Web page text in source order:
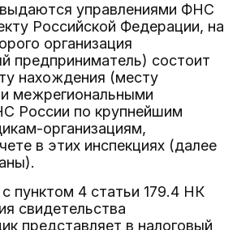
управлениями ФНС
Российской Федерации, на
организация
предприниматель) состоит
нахождения (месту
межрегиональными
России по крупнейшим
организациям,
в этих инспекциях (далее
пунктом 4 статьи 179.4 НК
свидетельства
представляет в налоговый